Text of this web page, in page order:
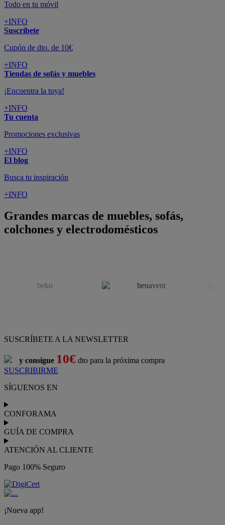
Todo en tu móvil
+INFO
Suscríbete
Cupón de dto. de 10€
+INFO
Tiendas de sofás y muebles
¡Encuentra la tuya!
+INFO
Tu cuenta
Promociones exclusivas
+INFO
El blog
Busca tu inspiración
+INFO
Grandes marcas de muebles, sofás,
colchones y electrodomésticos
SUSCRÍBETE A LA NEWSLETTER
y consigue 10€ dto para la próxima compra
SUSCRIBIRME
SÍGUENOS EN
CONFORAMA
GUÍA DE COMPRA
ATENCIÓN AL CLIENTE
Pago 100% Seguro
¡Nueva app!